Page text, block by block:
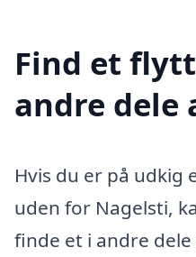
Find et
andre dele
Hvis du er på
uden for Nagelsti,
finde et i andre